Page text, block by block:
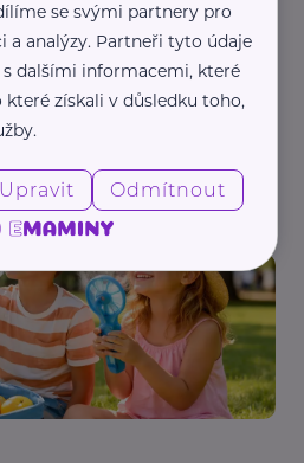
v dopravě? Vedle bouraček
Děti
se svými partnery pro
a analýzy. Partneři tyto údaje
dalšími informacemi, které
získali v důsledku toho,
Upravit Odmítnout